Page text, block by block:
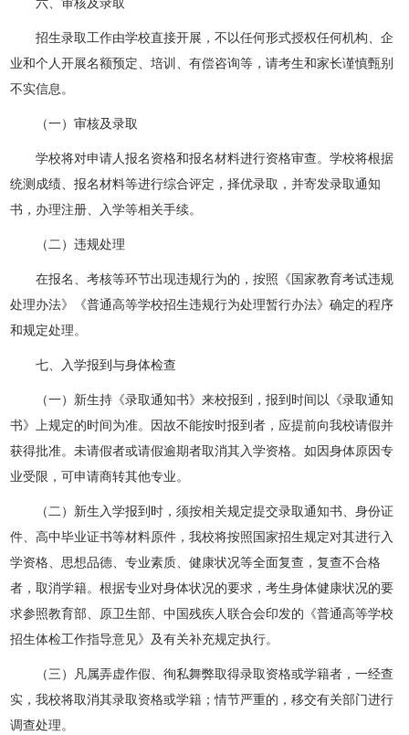
招生录取工作由学校直接开展，不以任何形式授权任何机构、企
业和个人开展名额预定、培训、有偿咨询等，请考生和家长谨慎甄别
不实信息。
（一）审核及录取
学校将对申请人报名资格和报名材料进行资格审查。学校将根据
统测成绩、报名材料等进行综合评定，择优录取，并寄发录取通知
书，办理注册、入学等相关手续。
（二）违规处理
在报名、考核等环节出现违规行为的，按照《国家教育考试违规
处理办法》《普通高等学校招生违规行为处理暂行办法》确定的程序
和规定处理。
七、入学报到与身体检查
（一） 新生持《录取通知书》来校报到，报到时间以《录取通知
书》上规定的时间为准。因故不能按时报到者，应提前向我校请假并
获得批准。未请假者或请假逾期者取消其入学资格。如因身体原因专
业受限，可申请商转其他专业。
（二） 新生入学报到时，须按相关规定提交录取通知书、身份证
件、高中毕业证书等材料原件，我校将按照国家招生规定对其进行入
学资格、思想品德、专业素质、健康状况等全面复查，复查不合格
者，取消学籍。根据专业对身体状况的要求，考生身体健康状况的要
求参照教育部、原卫生部、中国残疾人联合会印发的《普通高等学校
招生体检工作指导意见》及有关补充规定执行。
（三） 凡属弄虚作假、徇私舞弊取得录取资格或学籍者，一经查
实，我校将取消其录取资格或学籍；情节严重的，移交有关部门进行
调查处理。